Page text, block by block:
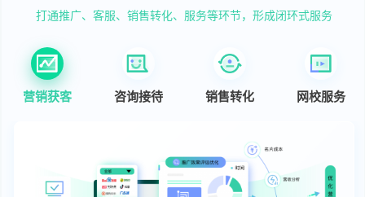
打通推广、客服、销售转化、服务等环节，形成闭环式服务
营销获客 咨询接待 销售转化 网校服务